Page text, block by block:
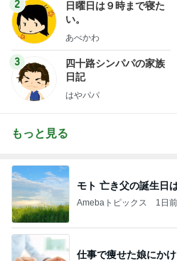
2
日曜日は９時まで寝た
い。
あべかわ
3
四十路シンパパの家族
日記
はやパパ
もっと見る
モト 亡き父の誕生日
Amebaトピックス 1日前
仕事で痩せた娘にか